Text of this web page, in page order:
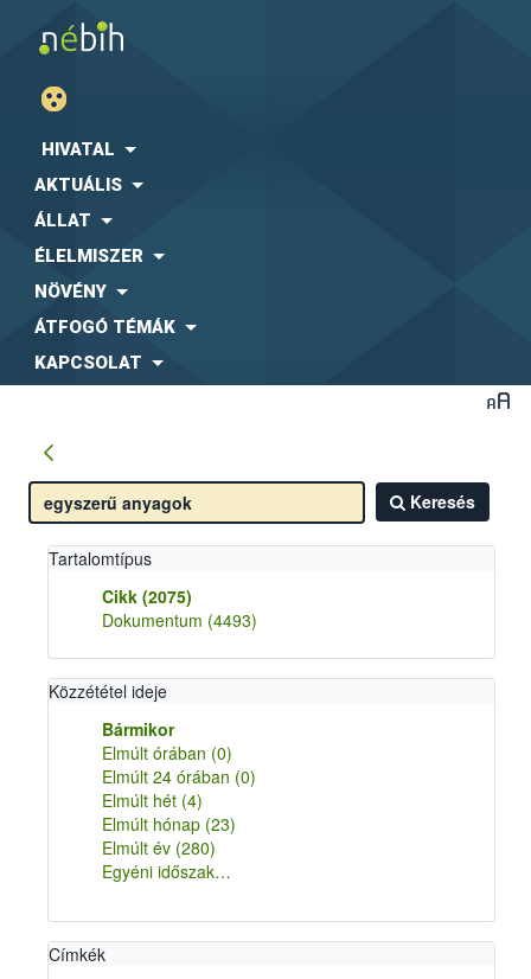
HIVATAL
AKTUÁLIS
ÁLLAT
ÉLELMISZER
NÖVÉNY
ÁTFOGÓ TÉMÁK
KAPCSOLAT
Keresés
Tartalomtípus
Cikk (2075)
Dokumentum (4493)
Közzététel ideje
Bármikor
Elmúlt órában (0)
Elmúlt 24 órában (0)
Elmúlt hét (4)
Elmúlt hónap (23)
Elmúlt év (280)
Egyéni időszak…
Címkék